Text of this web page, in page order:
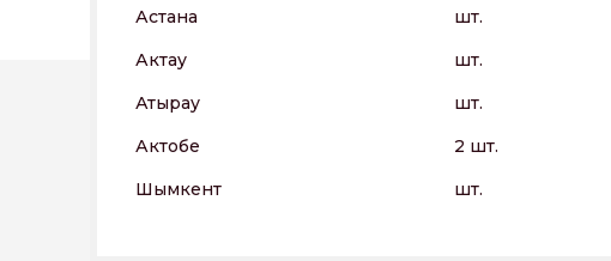
Астана
шт.
Актау
шт.
Атырау
шт.
Актобе
2 шт.
Шымкент
шт.